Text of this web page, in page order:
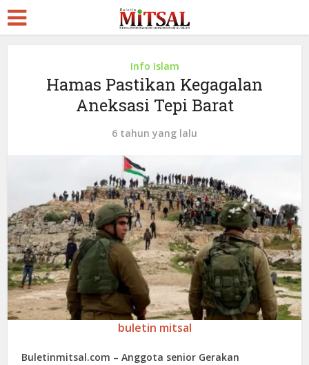
Info Islam
Hamas Pastikan Kegagalan
Aneksasi Tepi Barat
6 tahun yang lalu
buletin mitsal
Buletinmitsal.com –Anggota senior Gerakan